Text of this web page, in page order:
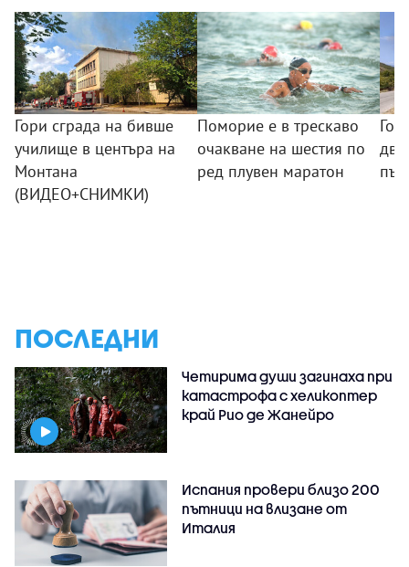
Гори сграда на бивше
училище в центъра на
Монтана
(ВИДЕО+СНИМКИ)
Поморие е в трескаво
очакване на шестия по
ред плувен маратон
ПОСЛЕДНИ
Четирима души загинаха при
катастрофа с хеликоптер
край Рио де Жанейро
Испания провери близо 200
пътници на влизане от
Италия